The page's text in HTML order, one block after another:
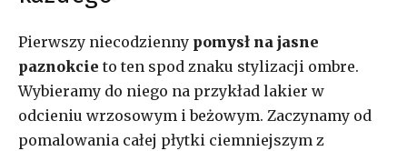
Pierwszy niecodzienny pomysł na jasne
paznokcie to ten spod znaku stylizacji ombre.
Wybieramy do niego na przykład lakier w
odcieniu wrzosowym i beżowym. Zaczynamy od
pomalowania całej płytki ciemniejszym z